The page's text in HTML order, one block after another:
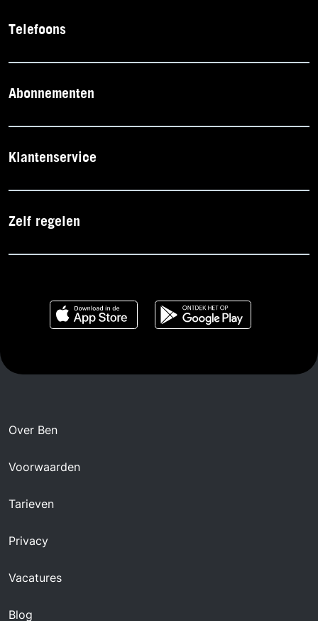
Telefoons
Abonnementen
Klantenservice
Zelf regelen
Over Ben
Voorwaarden
Tarieven
Privacy
Vacatures
Blog